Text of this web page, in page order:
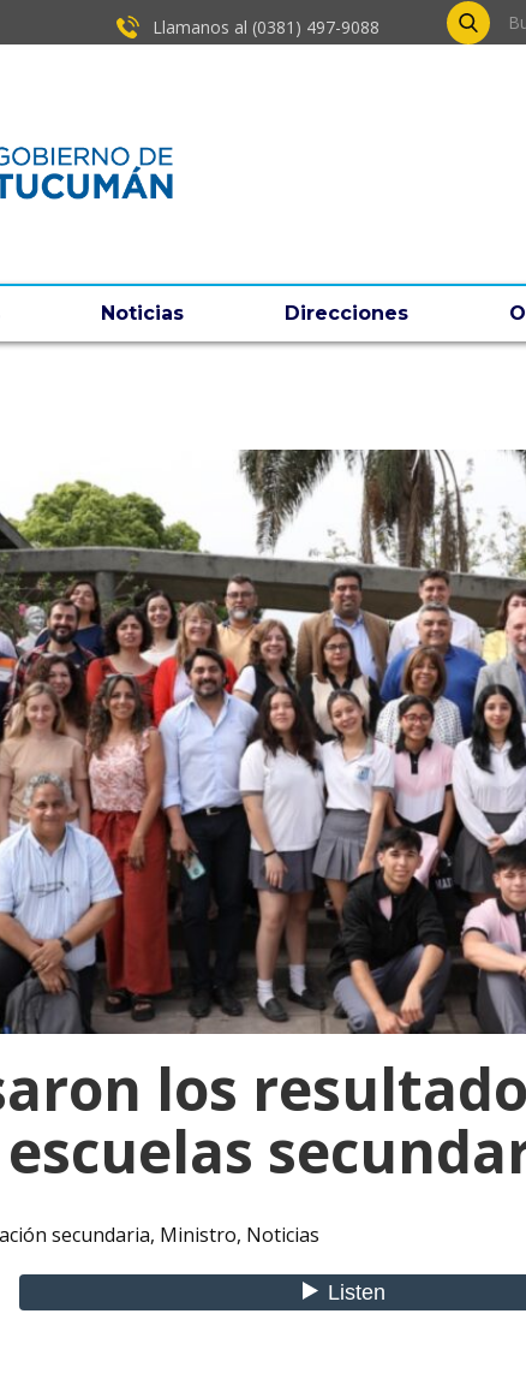
Llamanos al (0381) ​497-9088
Noticias Direcciones
los
secundaria, Ministro, Noticias